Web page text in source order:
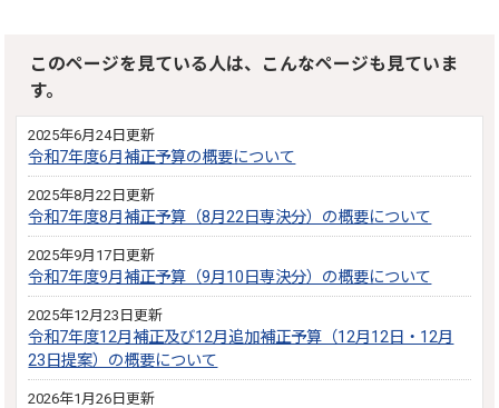
このページを見ている人は、こんなページも見ていま
す。
2025年6月24日更新
令和7年度6月補正予算の概要について
2025年8月22日更新
令和7年度8月補正予算（8月22日専決分）の概要について
2025年9月17日更新
令和7年度9月補正予算（9月10日専決分）の概要について
2025年12月23日更新
令和7年度12月補正及び12月追加補正予算（12月12日・12月
23日提案）の概要について
2026年1月26日更新